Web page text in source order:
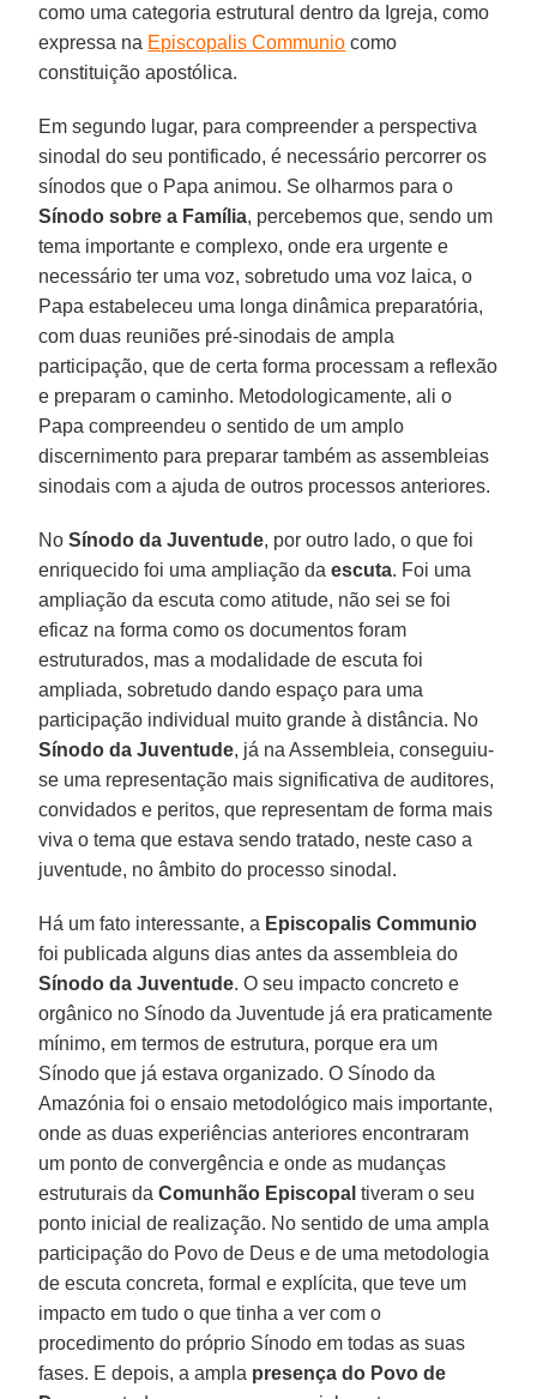
como uma categoria estrutural dentro da Igreja, como
expressa na Episcopalis Communio como
constituição apostólica.
Em segundo lugar, para compreender a perspectiva
sinodal do seu pontificado, é necessário percorrer os
sínodos que o Papa animou. Se olharmos para o
Sínodo sobre a Família, percebemos que, sendo um
tema importante e complexo, onde era urgente e
necessário ter uma voz, sobretudo uma voz laica, o
Papa estabeleceu uma longa dinâmica preparatória,
com duas reuniões pré-sinodais de ampla
participação, que de certa forma processam a reflexão
e preparam o caminho. Metodologicamente, ali o
Papa compreendeu o sentido de um amplo
discernimento para preparar também as assembleias
sinodais com a ajuda de outros processos anteriores.
NoSínodo da Juventude, por outro lado, o que foi
enriquecido foi uma ampliação daescuta. Foi uma
ampliação da escuta como atitude, não sei se foi
eficaz na forma como os documentos foram
estruturados, mas a modalidade de escuta foi
ampliada, sobretudo dando espaço para uma
participação individual muito grande à distância. No
Sínodo da Juventude, já na Assembleia, conseguiu-
se uma representação mais significativa de auditores,
convidados e peritos, que representam de forma mais
viva o tema que estava sendo tratado, neste caso a
juventude, no âmbito do processo sinodal.
Há um fato interessante, a Episcopalis Communio
foi publicada alguns dias antes da assembleia do
Sínodo da Juventude. O seu impacto concreto e
orgânico no Sínodo da Juventude já era praticamente
mínimo, em termos de estrutura, porque era um
Sínodo que já estava organizado. O Sínodo da
Amazónia foi o ensaio metodológico mais importante,
onde as duas experiências anteriores encontraram
um ponto de convergência e onde as mudanças
estruturais daComunhão Episcopal tiveram o seu
ponto inicial de realização. No sentido de uma ampla
participação do Povo de Deus e de uma metodologia
de escuta concreta, formal e explícita, que teve um
impacto em tudo o que tinha a ver com o
procedimento do próprio Sínodo em todas as suas
fases. E depois, a ampla presença do Povo de